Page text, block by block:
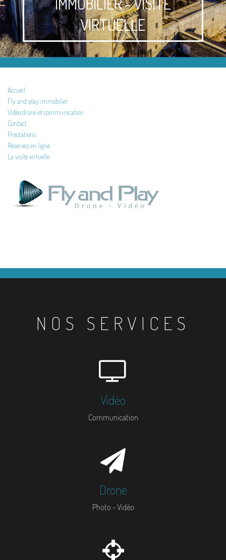
VIRTUELLE
Accueil
Fly and play immobilier
Vidéo drone et communication
Contact
Prestations
Réservez en ligne
La visite virtuelle
NOS SERVICES
Vidéo
Communication
Drone
Photo - Vidéo